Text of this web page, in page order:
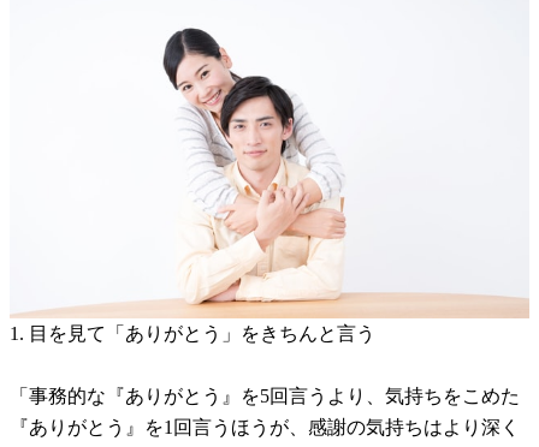
1. 目を見て「ありがとう」をきちんと言う
「事務的な『ありがとう』を5回言うより、気持ちをこめた
『ありがとう』を1回言うほうが、感謝の気持ちはより深く